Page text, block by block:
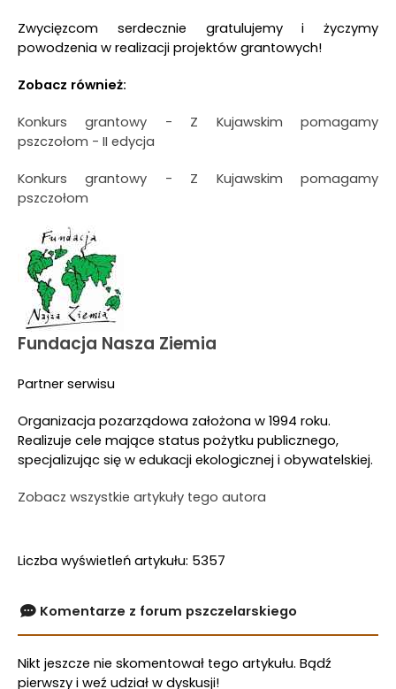
Zwycięzcom serdecznie gratulujemy i życzymy
powodzenia w realizacji projektów grantowych!
Zobacz również:
Konkurs grantowy - Z Kujawskim pomagamy
pszczołom - II edycja
Konkurs grantowy - Z Kujawskim pomagamy
pszczołom
Fundacja Nasza Ziemia
Partner serwisu
Organizacja pozarządowa założona w 1994 roku.
Realizuje cele mające status pożytku publicznego,
specjalizując się w edukacji ekologicznej i obywatelskiej.
Zobacz wszystkie artykuły tego autora
Liczba wyświetleń artykułu: 5357
Komentarze z forum pszczelarskiego
Nikt jeszcze nie skomentował tego artykułu. Bądź
pierwszy i weź udział w dyskusji!